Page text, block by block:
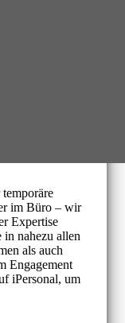
im Büro – wir
Expertise
in nahezu allen
als auch
Engagement
iPersonal, um